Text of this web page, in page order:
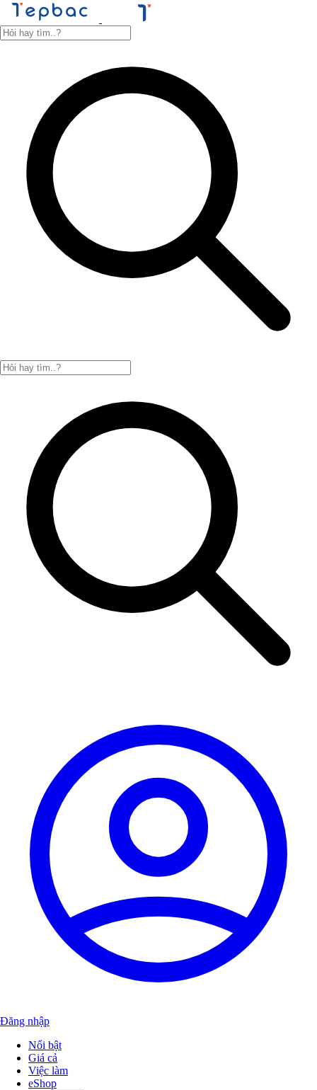
Đăng nhập
Nổi bật
Giá cả
Việc làm
eShop